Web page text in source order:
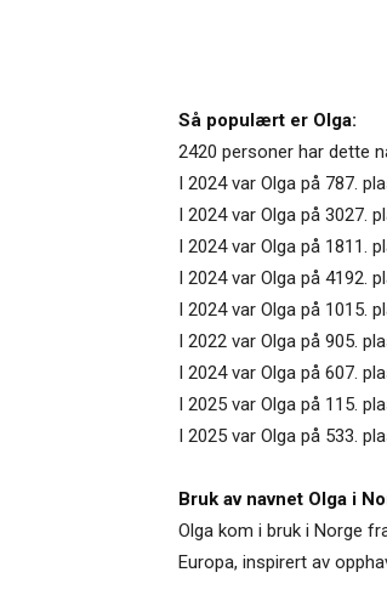
Så populært er Olga:
2420 personer har dette
I 2024 var Olga på 787.
I 2024 var Olga på 3027.
I 2024 var Olga på 1811.
I 2024 var Olga på 4192.
I 2024 var Olga på 1015.
I 2022 var Olga på 905.
I 2024 var Olga på 607.
I 2025 var Olga på 115.
I 2025 var Olga på 533.
Bruk av navnet Olga i
Olga kom i bruk i Norge
Europa, inspirert av